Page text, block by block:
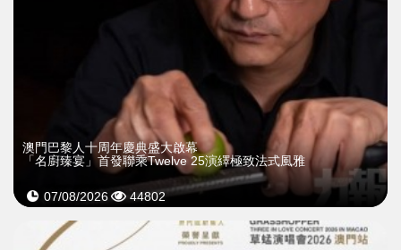
澳門巴黎人十周年慶典盛大啟幕
「名廚臻宴」首發聯乘Twelve 25演繹極致法式風雅
07/08/2026 44802